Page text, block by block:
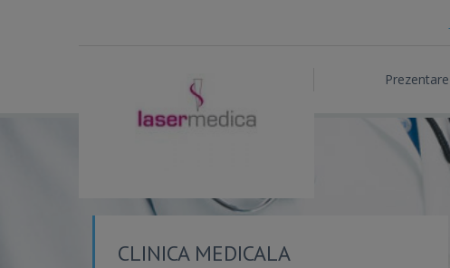
Prezentare
CLINICA MEDICALA